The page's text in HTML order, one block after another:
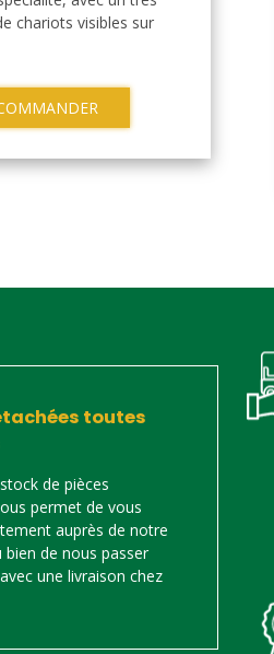
chariots visibles sur
toutes
de pièces
permet de vous
auprès de notre
de nous passer
une livraison chez